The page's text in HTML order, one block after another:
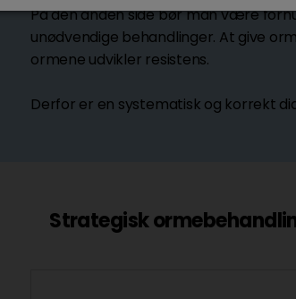
På den anden side bør man være
unødvendige behandlinger. At give
ormene udvikler resistens.
Derfor er en systematisk og korrekt
Strategisk